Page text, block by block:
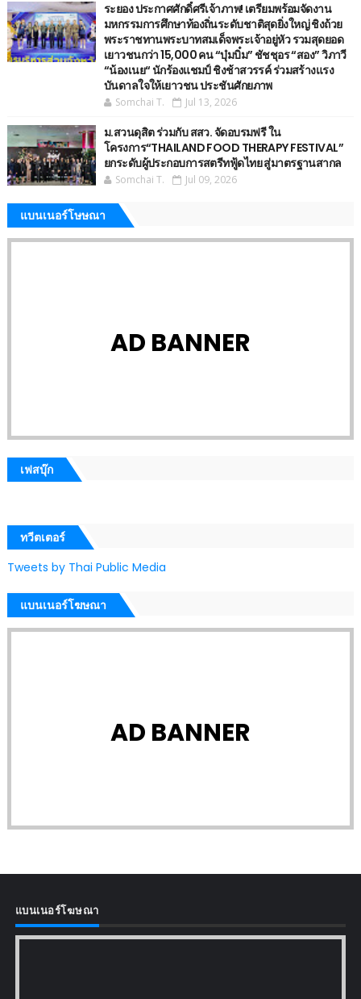
ระยอง ประกาศศักดิ์ศรีเจ้าภาพ! เตรียมพร้อมจัดงาน
มหกรรมการศึกษาท้องถิ่นระดับชาติสุดยิ่งใหญ่ ชิงถ้วย
พระราชทานพระบาทสมเด็จพระเจ้าอยู่หัว รวมสุดยอด
เยาวชนกว่า 15,000 คน “บุ๋มบิ๋ม” ชัชชุอร “สอง” วิภาวี
“น้องเนย“ นักร้องแชมป์ ชิงช้าสวรรค์ ร่วมสร้างแรง
บันดาลใจให้เยาวชน ประชันศักยภาพ
Somchai T. Jul 13, 2026
ม.สวนดุสิต ร่วมกับ สสว. จัดอบรมฟรี ใน
โครงการ“THAILAND FOOD THERAPY FESTIVAL”
ยกระดับผู้ประกอบการสตรีทฟู้ดไทย สู่มาตรฐานสากล
Somchai T. Jul 09, 2026
แบนเนอร์โษษณา
AD BANNER
เฟสบุ๊ก
ทวีตเตอร์
Tweets by Thai Public Media
แบนเนอร์โฆษณา
AD BANNER
แบนเนอร์โฆษณา